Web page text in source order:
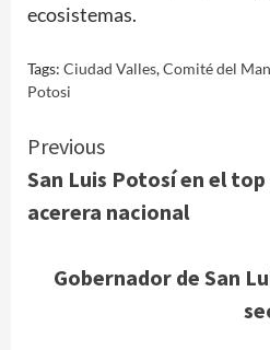
ecosistemas.
Tags: Ciudad Valles,Comité del
Potosi
Continue
Reading
Previous
San Luis Potosí en el
acerera nacional
Gobernador de San